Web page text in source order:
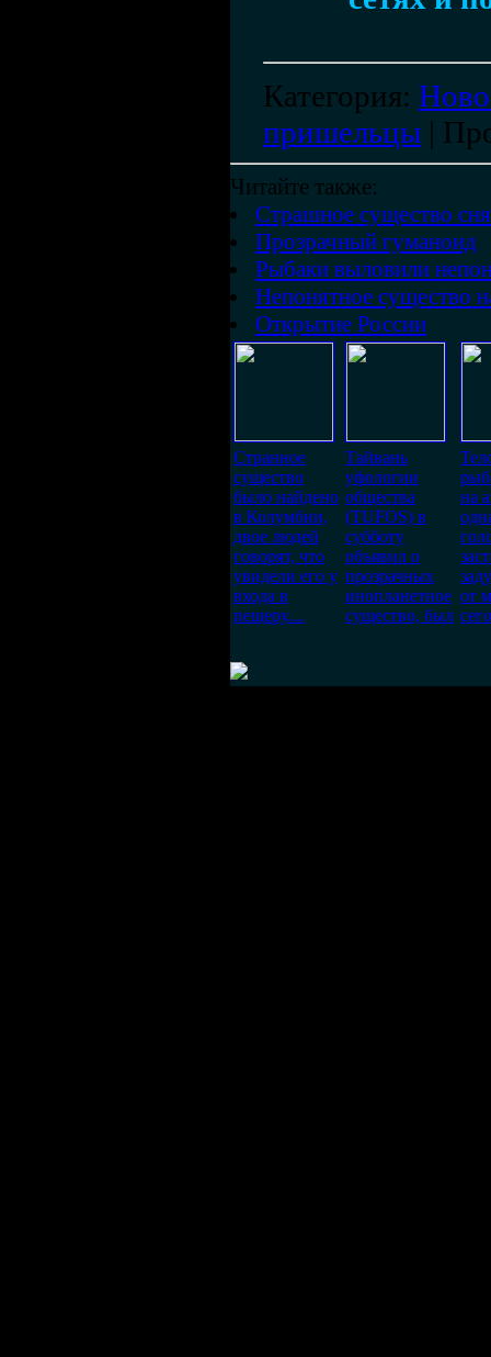
Категория:
пришельцы |
Читайте также:
Страшное существо
Прозрачный гуманоид
Рыбаки выловили
Непонятное существо
Открытие России
Странное
существо
было найдено
в Колумбии,
двое людей
говорят, что
увидели его у
входа в
пещеру....
Тайвань
уфологии
общества
(TUFOS) в
субботу
объявил о
прозрачных
инопланетное
существо, был
на
от